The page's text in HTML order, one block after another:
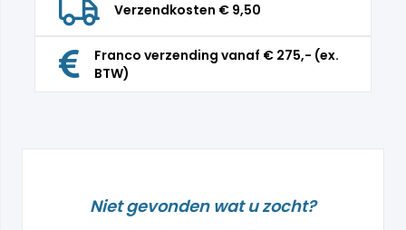
Verzendkosten € 9,50
Franco verzending vanaf € 275,- (ex.
BTW)
Niet gevonden wat u zocht?